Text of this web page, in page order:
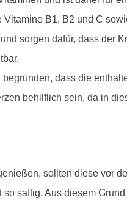
B1, B2 und C
sorgen dafür, dass der
dass die
behilflich sein, da in
sollten diese vor
so saftig. Aus diesem